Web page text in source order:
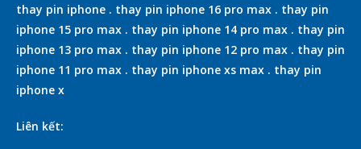
thay pin iphone . thay pin iphone 16 pro max . thay pin
iphone 15 pro max . thay pin iphone 14 pro max . thay pin
iphone 13 pro max . thay pin iphone 12 pro max . thay pin
iphone 11 pro max . thay pin iphone xs max . thay pin
iphone x
Liên kết: